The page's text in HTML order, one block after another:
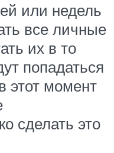
или недель
все личные
их в то
попадаться
этот момент
сделать это